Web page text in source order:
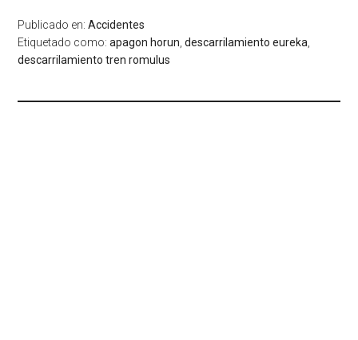
Publicado en:Accidentes
Etiquetado como:apagon horun ,descarrilamiento eureka
descarrilamiento tren romulus